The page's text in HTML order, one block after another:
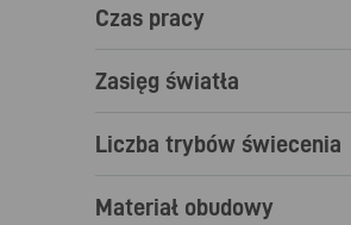
Czas pracy
Zasięg światła
Liczba trybów świecenia
Materiał obudowy